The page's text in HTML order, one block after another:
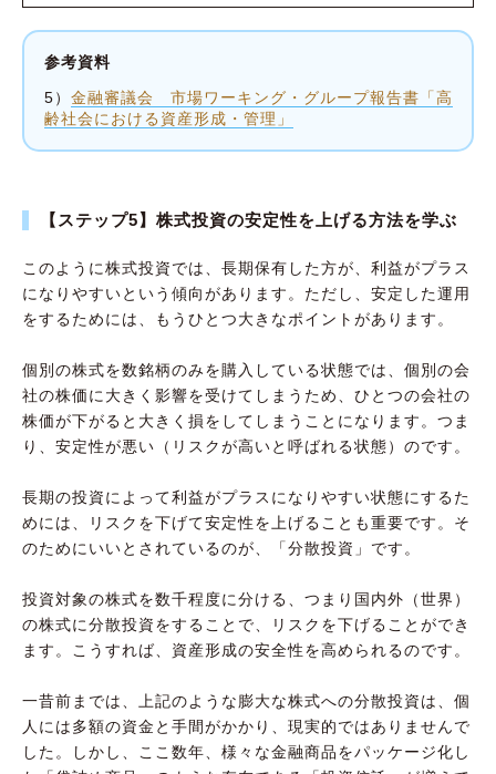
参考資料
5） 金融審議会 市場ワーキング・グループ報告書「高
齢社会における資産形成・管理」
【ステップ5】株式投資の安定性を上げる方法を学ぶ
このように株式投資では、長期保有した方が、利益がプラス
になりやすいという傾向があります。ただし、安定した運用
をするためには、もうひとつ大きなポイントがあります。
個別の株式を数銘柄のみを購入している状態では、個別の会
社の株価に大きく影響を受けてしまうため、ひとつの会社の
株価が下がると大きく損をしてしまうことになります。つま
り、安定性が悪い（リスクが高いと呼ばれる状態）のです。
長期の投資によって利益がプラスになりやすい状態にするた
めには、リスクを下げて安定性を上げることも重要です。そ
のためにいいとされているのが、「分散投資」です。
投資対象の株式を数千程度に分ける、つまり国内外（世界）
の株式に分散投資をすることで、リスクを下げることができ
ます。こうすれば、資産形成の安全性を高められるのです。
一昔前までは、上記のような膨大な株式への分散投資は、個
人には多額の資金と手間がかかり、現実的ではありませんで
した。しかし、ここ数年、様々な金融商品をパッケージ化し